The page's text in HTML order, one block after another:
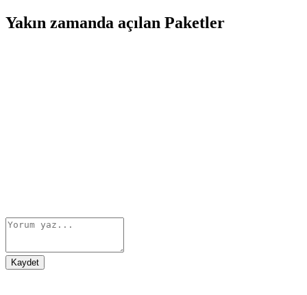
Yakın zamanda açılan Paketler
Kaydet